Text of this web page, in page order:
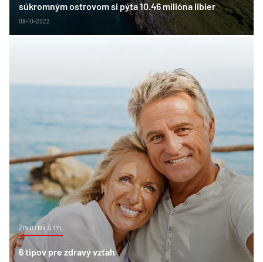
súkromným ostrovom si pýta 10.46 milióna libier
09-10-2022
ŽIVOTNÝ ŠTÝL
6 tipov pre zdravý vzťah